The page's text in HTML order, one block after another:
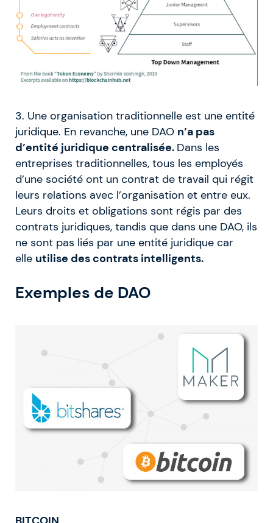
3. Une organisation traditionnelle est une entité
juridique. En revanche, une DAO n’a pas
d’entité juridique centralisée. Dans les
entreprises traditionnelles, tous les employés
d’une société ont un contrat de travail qui régit
leurs relations avec l’organisation et entre eux.
Leurs droits et obligations sont régis par des
contrats juridiques, tandis que dans une DAO, ils
ne sont pas liés par une entité juridique car
elle utilise des contrats intelligents.
Exemples de DAO